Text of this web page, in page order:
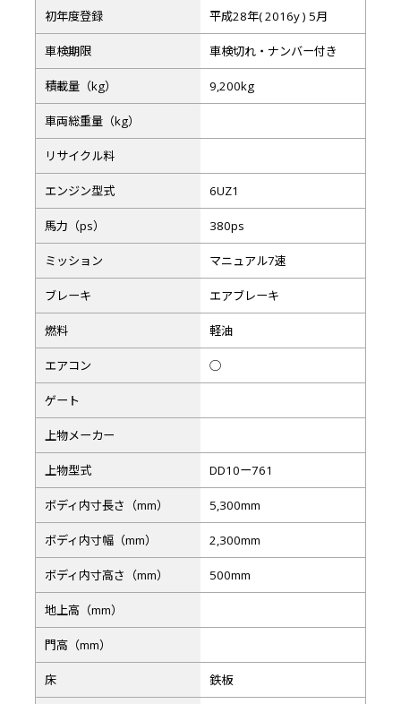
初年度登録 平成28年( 2016y ) 5月
車検期限 車検切れ・ナンバー付き
積載量（kg） 9,200kg
車両総重量（kg）
リサイクル料
エンジン型式 6UZ1
馬力（ps） 380ps
ミッション マニュアル7速
ブレーキ エアブレーキ
燃料 軽油
エアコン ◯
ゲート
上物メーカー
上物型式 DD10ー761
ボディ内寸長さ（mm） 5,300mm
ボディ内寸幅（mm） 2,300mm
ボディ内寸高さ（mm） 500mm
地上高（mm）
門高（mm）
床 鉄板